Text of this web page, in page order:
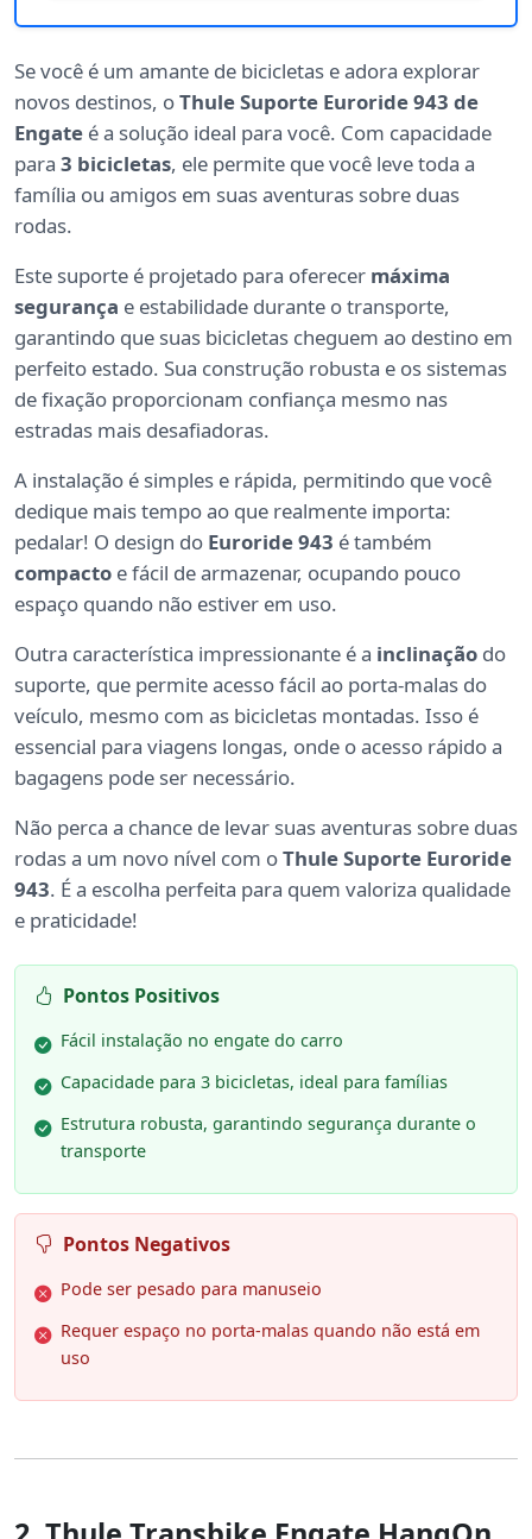
Se você é um amante de bicicletas e adora explorar
novos destinos, oThule Suporte Euroride 943 de
Engate é a solução ideal para você. Com capacidade
para 3 bicicletas, ele permite que você leve toda a
família ou amigos em suas aventuras sobre duas
rodas.
Este suporte é projetado para oferecer máxima
segurança e estabilidade durante o transporte,
garantindo que suas bicicletas cheguem ao destino em
perfeito estado. Sua construção robusta e os sistemas
de fixação proporcionam confiança mesmo nas
estradas mais desafiadoras.
A instalação é simples e rápida, permitindo que você
dedique mais tempo ao que realmente importa:
pedalar! O design do Euroride 943 é também
compacto e fácil de armazenar, ocupando pouco
espaço quando não estiver em uso.
Outra característica impressionante é a inclinação do
suporte, que permite acesso fácil ao porta-malas do
veículo, mesmo com as bicicletas montadas. Isso é
essencial para viagens longas, onde o acesso rápido a
bagagens pode ser necessário.
Não perca a chance de levar suas aventuras sobre duas
rodas a um novo nível com oThule Suporte Euroride
943. É a escolha perfeita para quem valoriza qualidade
e praticidade!
Pontos Positivos
Fácil instalação no engate do carro
Capacidade para 3 bicicletas, ideal para famílias
Estrutura robusta, garantindo segurança durante o
transporte
Pontos Negativos
Pode ser pesado para manuseio
Requer espaço no porta-malas quando não está em
uso